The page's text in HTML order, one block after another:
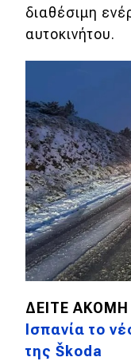
διαθέσιμη
αυτοκινήτου.
ΔΕΙΤΕ ΑΚΟΜΗ
Ισπανία το
της Škoda